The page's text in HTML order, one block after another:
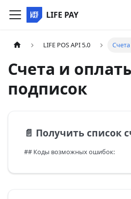
LIFE PAY
LIFE POS API 5.0
Счета и
подписок
📄️ Получить список
## Коды возможных ошибок: